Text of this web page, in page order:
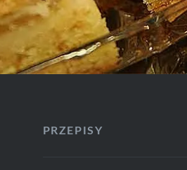
PRZEPISY